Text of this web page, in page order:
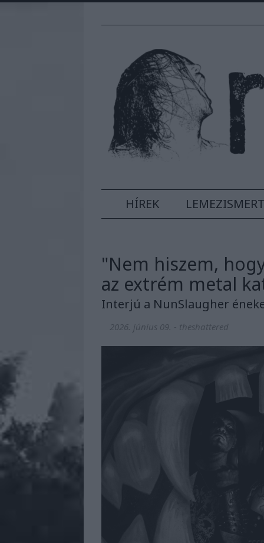
HÍREK
"Nem hiszem,
az extrém metal
Interjú a NunSlaugher
2026. június 09. - theshattered